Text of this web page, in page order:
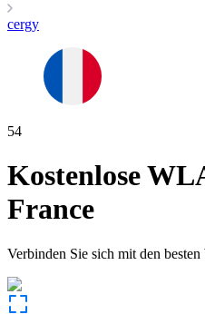
cergy
54
Kostenlose
France
Verbinden Sie sich mit den